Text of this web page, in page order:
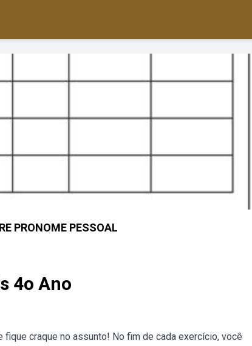
PRONOME PESSOAL
4o Ano
craque no assunto! No fim de cada exercício, você